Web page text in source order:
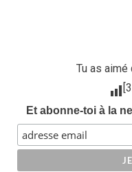
Tu as
Et abonne-toi à la